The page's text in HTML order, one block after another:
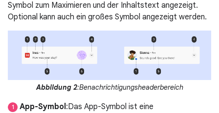
Symbol zum Maximieren und der Inhaltstext angezeigt.
Optional kann auch ein großes Symbol angezeigt werden.
Abbildung 2:Benachrichtigungsheaderbereich
1 App-Symbol:Das App-Symbol ist eine